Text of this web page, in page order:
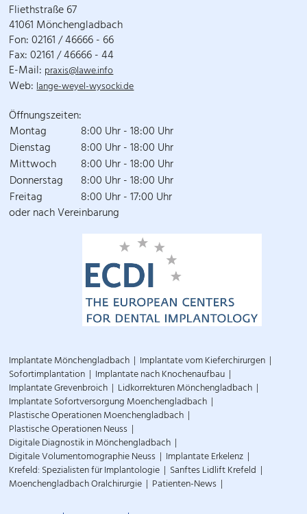
Fliethstraße 67
41061 Mönchengladbach
Fon: 02161 / 46666 - 66
Fax: 02161 / 46666 - 44
E-Mail: praxis@lawe.info
Web:lange-weyel-wysocki.de
Öffnungszeiten:
Montag
8:00 Uhr - 18:00 Uhr
Dienstag
8:00 Uhr - 18:00 Uhr
Mittwoch
8:00 Uhr - 18:00 Uhr
Donnerstag 8:00 Uhr - 18:00 Uhr
Freitag
8:00 Uhr - 17:00 Uhr
oder nach Vereinbarung
Implantate Mönchengladbach Implantate vom Kieferchirurgen
Sofortimplantation Implantate nach Knochenaufbau
Implantate Grevenbroich Lidkorrekturen Mönchengladbach
Implantate Sofortversorgung Moenchengladbach
Plastische Operationen Moenchengladbach
Plastische Operationen Neuss
Digitale Diagnostik in Mönchengladbach
Digitale Volumentomographie Neuss Implantate Erkelenz
Krefeld: Spezialisten für Implantologie Sanftes Lidlift Krefeld
Moenchengladbach Oralchirurgie Patienten-News